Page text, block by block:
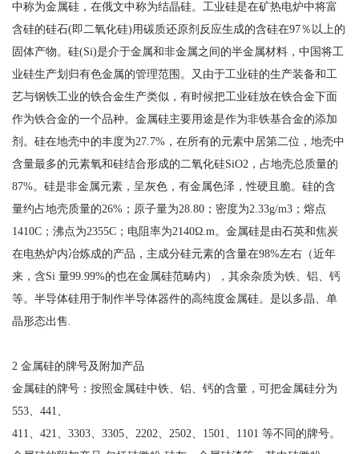
中称为金属硅，在俄文中称为结晶硅。工业硅是在矿热电炉中将富
含硅的硅石(即二氧化硅)用碳质还原剂反应生成的含硅在97％以上的
固体产物。硅(Si)是介于金属和非金属之间的半金属材料，中国将工
业硅生产划归有色金属的管理范围。又由于工业硅的生产装备和工
艺与钢铁工业的铁合金生产类似，有时候把工业硅放在铁合金下面
作为铁合金的一个品种。金属硅主要用途是作为非铁基合金的添加
剂。硅在地壳中的丰度为27.7%，在所有的元素中居第二位，地壳中
含量最多的元素氧和硅结合形成的二氧化硅SiO2，占地壳总质量的
87%。硅是非金属元素，呈灰色，有金属色泽，性硬且脆。硅的含
量约占地壳质量的26%；原子量为28.80；密度为2.33g/m3；熔点
1410C；沸点为2355C；电阻率为2140Ω.m。金属硅是由石英和焦炭
在电热炉内冶炼成的产品，主成分硅元素的含量在98%左右（近年
来，含Si 量99.99%的也在金属硅范畴内），其余杂质为铁、铝、钙
等。半导体硅用于制作半导体器件的高纯度金属硅。是以多晶、单
晶形态出售.
2 金属硅的牌号及附加产品
金属硅的牌号：按照金属硅中铁、铝、钙的含量，可把金属硅分为
553、441、
411、421、3303、3305、2202、2502、1501、1101 等不同的牌号。